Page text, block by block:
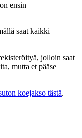
ensin
saat kaikki
jolloin saat
mutta et pääse
koejakso tästä.